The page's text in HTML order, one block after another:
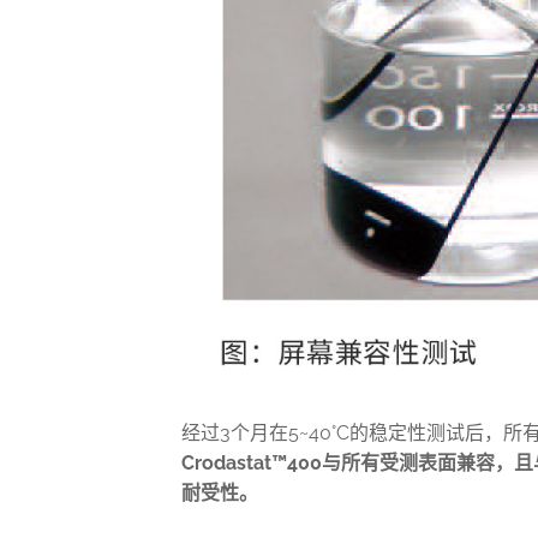
经过3个月在5~40°C的稳定性测试后， 所
Crodastat™400与所有受测表面兼容，
耐受性。